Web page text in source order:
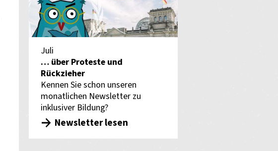
Juli
… über Proteste und
Rückzieher
Kennen Sie schon unseren
monatlichen Newsletter zu
inklusiver Bildung?
Newsletter lesen